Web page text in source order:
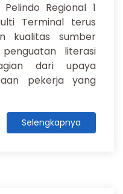
Regional 1
Terminal terus
kualitas sumber
literasi
dari upaya
pekerja yang
Selengkapnya